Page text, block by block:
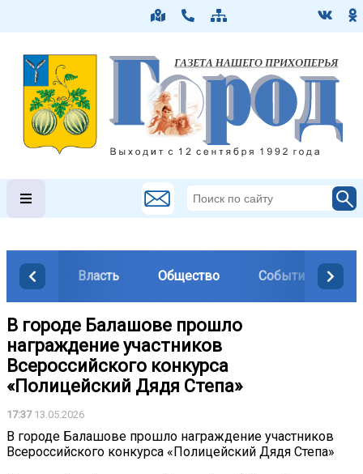
Власть Общество События
В городе Балашове прошло
награждение участников
Всероссийского конкурса
«Полицейский Дядя Степа»
17:3713.05.2026
В городе Балашове прошло награждение участников
Всероссийского конкурса «Полицейский Дядя Степа»